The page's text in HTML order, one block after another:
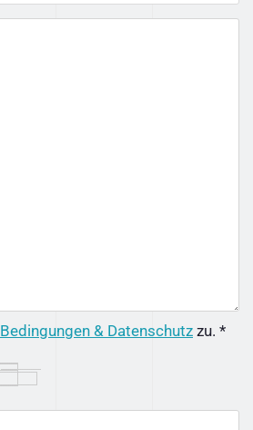
Bedingungen & Datenschutz zu. *